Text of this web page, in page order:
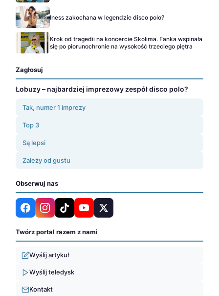
Iness zakochana w legendzie disco polo?
Krok od tragedii na koncercie Skolima. Fanka wspinała
się po piorunochronie na wysokość trzeciego piętra
Zagłosuj
Łobuzy – najbardziej imprezowy zespół disco polo?
Tak, numer 1 imprezy
Top 3
Są lepsi
Zależy od gustu
Obserwuj nas
Twórz portal razem z nami
Wyślij artykuł
Wyślij teledysk
Kontakt